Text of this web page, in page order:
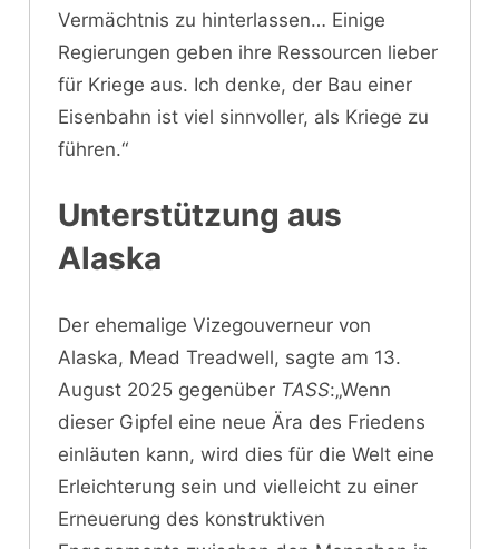
Vermächtnis zu hinterlassen… Einige
Regierungen geben ihre Ressourcen lieber
für Kriege aus. Ich denke, der Bau einer
Eisenbahn ist viel sinnvoller, als Kriege zu
führen.“
Unterstützung aus
Alaska
Der ehemalige Vizegouverneur von
Alaska, Mead Treadwell, sagte am 13.
August 2025 gegenüber TASS:„Wenn
dieser Gipfel eine neue Ära des Friedens
einläuten kann, wird dies für die Welt eine
Erleichterung sein und vielleicht zu einer
Erneuerung des konstruktiven